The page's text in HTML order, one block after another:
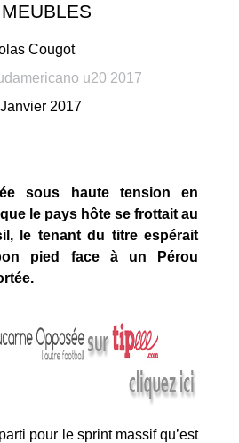
Cougot
u20 2017
2017
sous haute tension en
le pays hôte se frottait au
le tenant du titre espérait
pied face à un Pérou
pour le sprint massif qu’est